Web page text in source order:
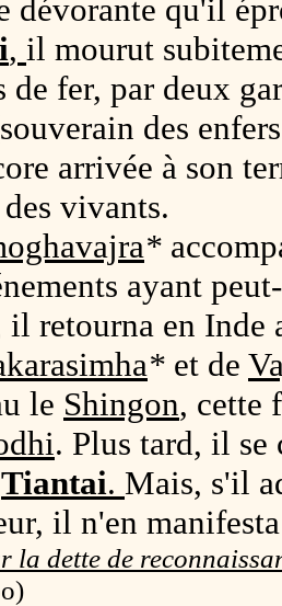
dévorante qu'il
, il mourut
de fer, par deux
des
arrivée à son
vivants.
*
ayant
il retourna en Inde
* et de
le Shingon, cette
. Plus tard, il se
Tiantai. Mais, s'il
il n'en
la dette de